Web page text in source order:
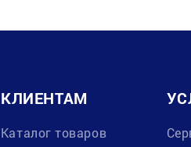
КЛИЕНТАМ
Каталог товаров